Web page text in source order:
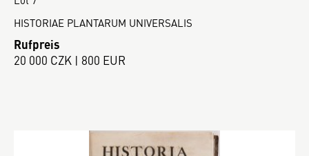
HISTORIAE PLANTARUM UNIVERSALIS
Rufpreis
20 000 CZK | 800 EUR